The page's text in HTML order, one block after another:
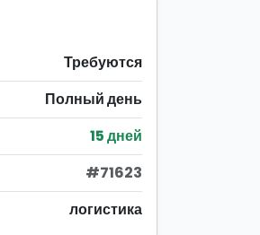
Требуются
Полный день
15 дней
#71623
логистика